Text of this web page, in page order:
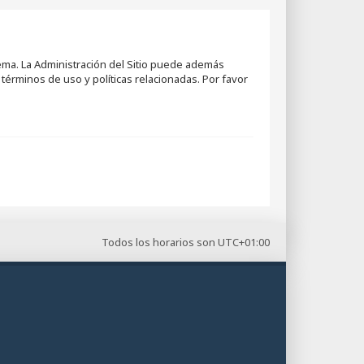
La Administración del Sitio puede además
de uso y políticas relacionadas. Por favor
Todos los horarios son UTC+01:00